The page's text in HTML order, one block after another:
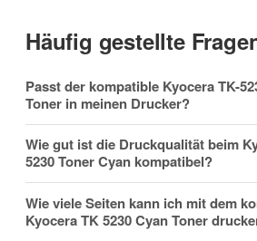
Nachname
Häufig gestellte
Passt der kompatible Kyocera TK-
Toner in meinen Drucker?
Wie gut ist die Druckqualität beim
5230 Toner Cyan kompatibel?
Wie viele Seiten kann ich mit dem
Kyocera TK 5230 Cyan Toner